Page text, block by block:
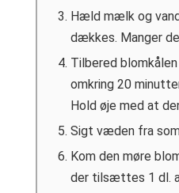
Hæld mælk og
dækkes. Manger
Tilbered
omkring 20
Hold øje med at
Sigt væden fra
Kom den møre
der tilsættes 1 dl.